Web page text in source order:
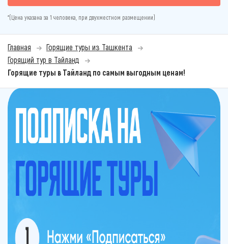
*(Цена указана за 1 человека, при двухместном размещении)
Главная
Горящие туры из Ташкента
Горящий тур в Тайланд
Горящие туры в Тайланд по самым выгодным ценам!